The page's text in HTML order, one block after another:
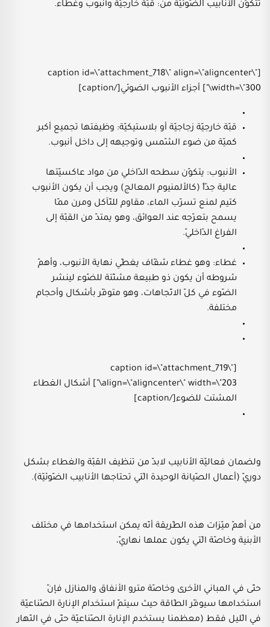
تتكوّن الأنابيب الضّوئيّة من: قبّة خارجيّة وأنبوب وغطاء.
[caption id=\"attachment_718\" align=\"aligncenter\"
width=\"300\"] أجزاء الأنبوب الضوئي[/caption]
قبّة خارجيّة زجاجيّة أو بلاستيكيّة: وظيفتها تجميع أكبر
كميّة من ضوء الشّمس وتوجيهه إلى داخل أنبوب.
الأنبوب: يتكوّن سطحه الدّاخلي من مواد عاكسيّتها
عالية جدّاً (كالألمنيوم المعالج) ويجب أن يكون الأنبوب
كتيم لمنع تسرّب الماء، مقاوم للتّآكل ومرن ممّا
يسمح بتعرّجه عند العوائق، وهو يمتدّ من القبّة إلى
الفراغ الدّاخليّ.
غطاء: وهو غطاء شفّاف يغطّي نهاية الأنبوب، وأهمّ
شروطه أن يكون ذو طبيعة مشتّتة للضّوء لينشر
الضّوء في كلّ الاتّجاهات، وهو متوفّر بأشكال وأحجام
مختلفة.
[caption id=\"attachment_719\"
align=\"aligncenter\" width=\"203\"] أشكال الغطاء
المشتت للضوء[/caption]
ولضمان فعاليّة الأنابيب لابدّ من تنظيف القبّة والغطاء بشكل
دوريّ (أعمال الصّيانة الوحيدة الّتي تحتاجها الأنابيب الضّوئيّة).
من أهمّ ميّزات هذه الطّريقة أنّه يمكن استخدامها في مختلف
الأبنية وخاصّة الّتي يكون عملها نهاريّ،
حتّى في المباني الأخرى وخاصّة مترو الأنفاق والمنازل فإنّ
استخدامها سيوفّر الطّاقة حيث سيتمّ استخدام الإنارة الصّناعيّة
في الّليل فقط (معظمنا يستخدم الإنارة الصّناعيّة حتّى في النّهار